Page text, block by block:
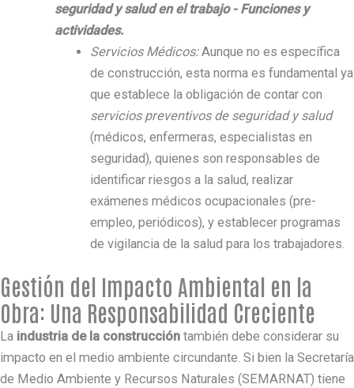
seguridad y salud en el trabajo - Funciones y
actividades.
Servicios Médicos:Aunque no es específica
de construcción, esta norma es fundamental ya
que establece la obligación de contar con
servicios preventivos de seguridad y salud
(médicos, enfermeras, especialistas en
seguridad), quienes son responsables de
identificar riesgos a la salud, realizar
exámenes médicos ocupacionales (pre-
empleo, periódicos), y establecer programas
de vigilancia de la salud para los trabajadores.
Gestión del Impacto Ambiental en la
Obra: Una Responsabilidad Creciente
La industria de la construcción también debe considerar su
impacto en el medio ambiente circundante. Si bien la Secretaría
de Medio Ambiente y Recursos Naturales (SEMARNAT) tiene